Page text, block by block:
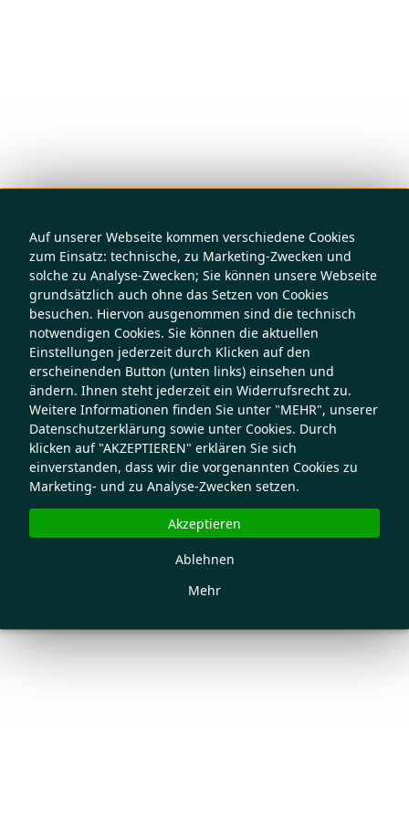
Auf unserer Webseite kommen verschiedene Cookies
zum Einsatz: technische, zu Marketing-Zwecken und
solche zu Analyse-Zwecken; Sie können unsere Webseite
grundsätzlich auch ohne das Setzen von Cookies
besuchen. Hiervon ausgenommen sind die technisch
notwendigen Cookies. Sie können die aktuellen
Einstellungen jederzeit durch Klicken auf den
erscheinenden Button (unten links) einsehen und
ändern. Ihnen steht jederzeit ein Widerrufsrecht zu.
Weitere Informationen finden Sie unter "MEHR", unserer
Datenschutzerklärung sowie unter Cookies. Durch
klicken auf "AKZEPTIEREN" erklären Sie sich
einverstanden, dass wir die vorgenannten Cookies zu
Marketing- und zu Analyse-Zwecken setzen.
Mehr
Ablehnen
Akzeptieren